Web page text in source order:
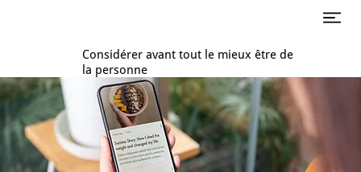
Considérer avant tout le mieux être de
la personne